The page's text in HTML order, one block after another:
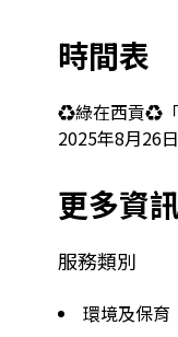
時間表
♻️綠在西貢♻️「
2025年8月26
更多資
服務類別
環境及保育